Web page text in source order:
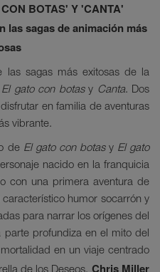
BOTAS' Y 'CANTA'
las sagas de animación más
las sagas más exitosas de la
El gato con botasy Canta. Dos
en familia de aventuras
vibrante.
de El gato con botasy El gato
nacido en la franquicia
con una primera aventura de
humor socarrón y
para narrar los orígenes del
profundiza en el mito del
en un viaje centrado
Chris Miller